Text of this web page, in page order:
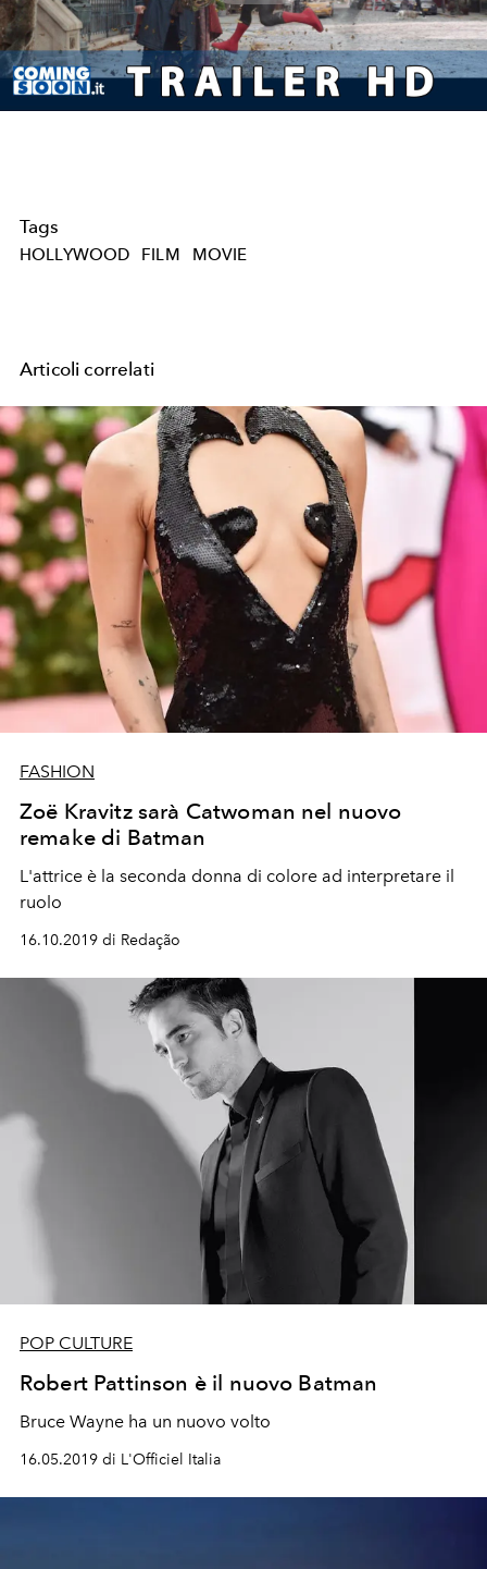
Video
Tags
HOLLYWOOD FILM MOVIE
Articoli correlati
FASHION
Zoë Kravitz sarà Catwoman nel nuovo
remake di Batman
L'attrice è la seconda donna di colore ad interpretare il
ruolo
16.10.2019 di Redação
POP CULTURE
Robert Pattinson è il nuovo Batman
Bruce Wayne ha un nuovo volto
16.05.2019 di L'Officiel Italia